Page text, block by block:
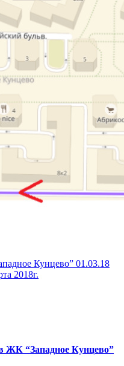
Кунцево” 01.03.18
2018г.
ЖК “Западное Кунцево”